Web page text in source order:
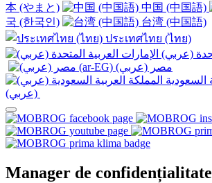
本 (やまと)
中国 (中国語)
국 (한국인)
台湾 (中国語)
ประเทศไทย (ไทย)
Manager de confidențialitate